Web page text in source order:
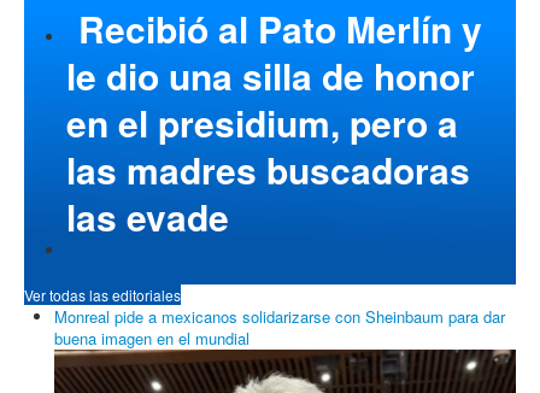
Recibió al Pato Merlín y
le dio una silla de honor
en el presidium, pero a
las madres buscadoras
las evade
Ver todas las editoriales
Monreal pide a mexicanos solidarizarse con Sheinbaum para dar
buena imagen en el mundial